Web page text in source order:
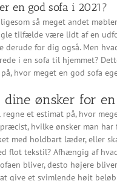
en god sofa i 2021?
ligesom så meget andet
tilfælde være lidt af en
derude for dig også. Men
i en sofa til hjemmet?
hvor meget en god sofa
ønsker for en
regne et estimat på, hvor
hvilke ønsker man har
med holdbart læder, eller
flot tekstil? Afhængig af
bliver, desto højere
give et svimlende højt